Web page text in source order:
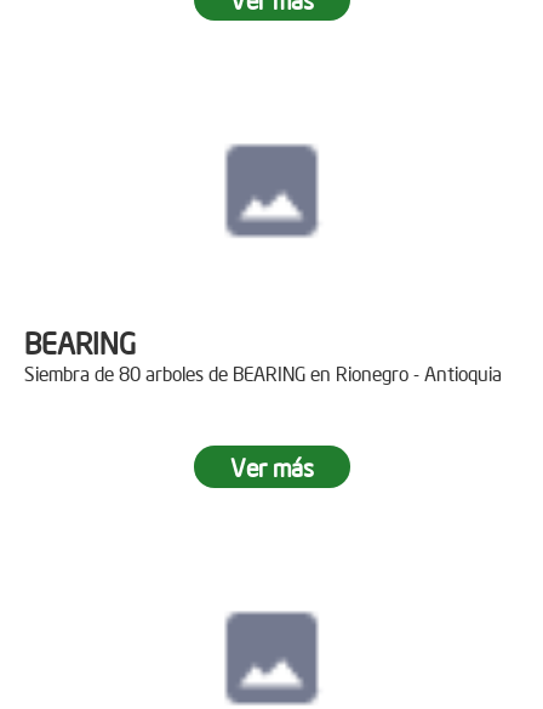
BEARING
Siembra de 80 arboles de BEARING en Rionegro - Antioquia
Ver más